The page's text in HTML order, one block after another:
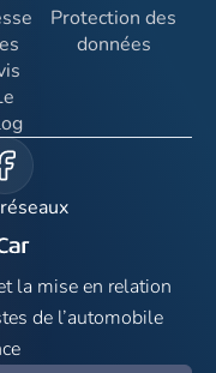
Protection des
données
la mise en relation
de l’automobile